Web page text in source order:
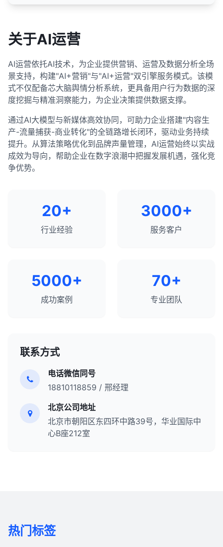
关于AI运营
AI运营依托AI技术，为企业提供营销、运营及数据分析全场
景支持，构建"AI+营销"与"AI+运营"双引擎服务模式。该模
式不仅配备芯大脑舆情分析系统，更具备用户行为数据的深
度挖掘与精准洞察能力，为企业决策提供数据支撑。
通过AI大模型与新媒体高效协同，可助力企业搭建"内容生
产-流量捕获-商业转化"的全链路增长闭环，驱动业务持续
提升。从算法策略优化到品牌声量管理，AI运营始终以实战
成效为导向，帮助企业在数字浪潮中把握发展机遇，强化竞
争优势。
20+
行业经验
3000+
服务客户
5000+
成功案例
70+
专业团队
联系方式
电话微信同号
18810118859 / 邢经理
北京公司地址
北京市朝阳区东四环中路39号，华业国际中
心B座212室
热门标签